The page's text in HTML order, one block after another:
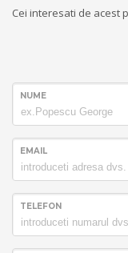
Cei interesati de acest
NUME
EMAIL
TELEFON